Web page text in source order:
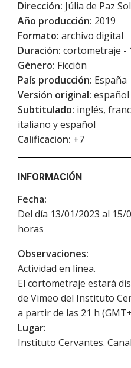
Dirección: Júlia de Paz
Año producción: 2019
Formato: archivo digital
Duración: cortometraje -
Género: Ficción
País producción: España
Versión original: español
Subtitulado: inglés,
italiano y español
Calificacion: +7
INFORMACIÓN
Fecha:
Del día 13/01/2023 al 15/
horas
Observaciones:
Actividad en línea.
El cortometraje estará
de Vimeo del Instituto
a partir de las 21 h
Lugar:
Instituto Cervantes.